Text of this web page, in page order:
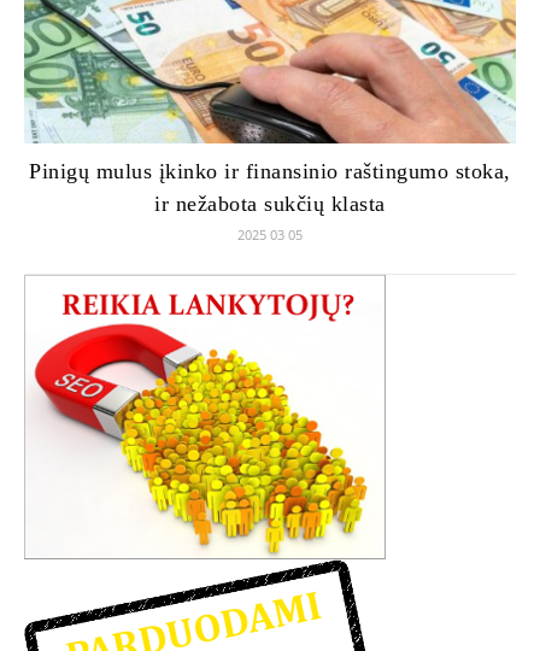
Pinigų mulus įkinko ir finansinio raštingumo stoka,
ir nežabota sukčių klasta
2025 03 05